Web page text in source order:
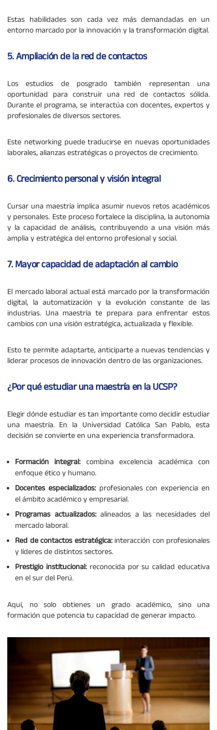
Estas habilidades son cada vez más demandadas en un
entorno marcado por la innovación y la transformación digital.
5. Ampliación de la red de contactos
Los estudios de posgrado también representan una
oportunidad para construir una red de contactos sólida.
Durante el programa, se interactúa con docentes, expertos y
profesionales de diversos sectores.
Este networking puede traducirse en nuevas oportunidades
laborales, alianzas estratégicas o proyectos de crecimiento.
6. Crecimiento personal y visión integral
Cursar una maestría implica asumir nuevos retos académicos
y personales. Este proceso fortalece la disciplina, la autonomía
y la capacidad de análisis, contribuyendo a una visión más
amplia y estratégica del entorno profesional y social.
7. Mayor capacidad de adaptación al cambio
El mercado laboral actual está marcado por la transformación
digital, la automatización y la evolución constante de las
industrias. Una maestría te prepara para enfrentar estos
cambios con una visión estratégica, actualizada y flexible.
Esto te permite adaptarte, anticiparte a nuevas tendencias y
liderar procesos de innovación dentro de las organizaciones.
¿Por qué estudiar una maestría en la UCSP?
Elegir dónde estudiar es tan importante como decidir estudiar
una maestría. En la Universidad Católica San Pablo, esta
decisión se convierte en una experiencia transformadora.
Formación integral: combina excelencia académica con
enfoque ético y humano.
Docentes especializados:profesionales con experiencia en
el ámbito académico y empresarial.
Programas actualizados:alineados a las necesidades del
mercado laboral.
Red de contactos estratégica:interacción con profesionales
y líderes de distintos sectores.
Prestigio institucional:reconocida por su calidad educativa
en el sur del Perú.
Aquí, no solo obtienes un grado académico, sino una
formación que potencia tu capacidad de generar impacto.